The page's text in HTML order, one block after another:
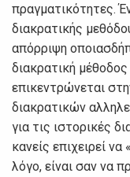
πραγματικότητες.
διακρατικής
απόρριψη
διακρατική
επικεντρώνεται
διακρατικών
για τις ιστορικές
κανείς επιχειρεί
λόγο, είναι σαν να